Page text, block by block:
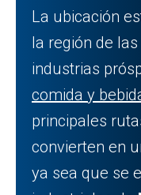
La ubicación
la región de
industrias
comida y
principales
convierten en
ya sea que se